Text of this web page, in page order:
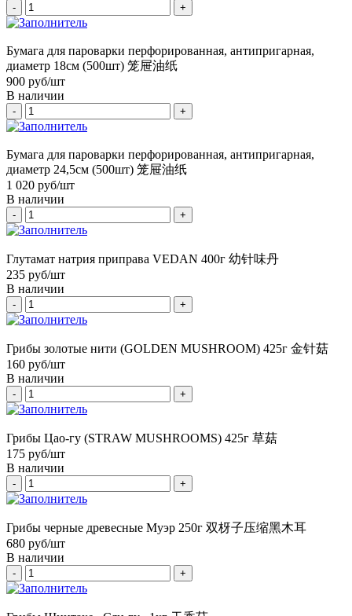
- +
Бумага для пароварки перфорированная, антипригарная,
диаметр 18см (500шт) 笼屉油纸
900 руб/шт
В наличии
- +
Бумага для пароварки перфорированная, антипригарная,
диаметр 24,5см (500шт) 笼屉油纸
1 020 руб/шт
В наличии
- +
Глутамат натрия приправа VEDAN 400г 幼针味丹
235 руб/шт
В наличии
- +
Грибы золотые нити (GOLDEN MUSHROOM) 425г 金针菇
160 руб/шт
В наличии
- +
Грибы Цао-гу (STRAW MUSHROOMS) 425г 草菇
175 руб/шт
В наличии
- +
Грибы черные древесные Муэр 250г 双枒子压缩黑木耳
680 руб/шт
В наличии
- +